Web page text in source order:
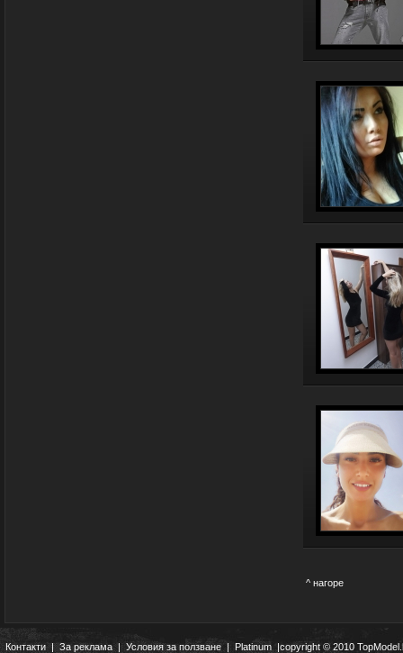
^ нагоре
Контакти|За реклама | Условия за ползване | Platinum |copyright © 2010